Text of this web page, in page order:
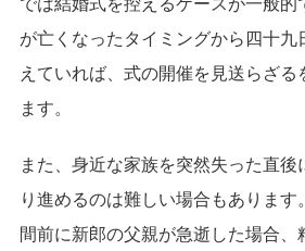
が亡くなったタイミングから四十九
えていれば、式の開催を見送らざる
ます。
また、身近な家族を突然失った直後
り進めるのは難しい場合もあります
間前に新郎の父親が急逝した場合、